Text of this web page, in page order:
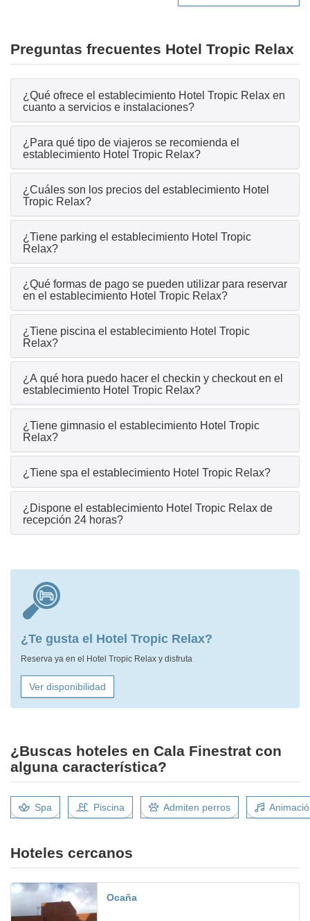
Preguntas frecuentes Hotel Tropic Relax
¿Qué ofrece el establecimiento Hotel Tropic Relax en
cuanto a servicios e instalaciones?
¿Para qué tipo de viajeros se recomienda el
establecimiento Hotel Tropic Relax?
¿Cuáles son los precios del establecimiento Hotel
Tropic Relax?
¿Tiene parking el establecimiento Hotel Tropic
Relax?
¿Qué formas de pago se pueden utilizar para reservar
en el establecimiento Hotel Tropic Relax?
¿Tiene piscina el establecimiento Hotel Tropic
Relax?
¿A qué hora puedo hacer el checkin y checkout en el
establecimiento Hotel Tropic Relax?
¿Tiene gimnasio el establecimiento Hotel Tropic
Relax?
¿Tiene spa el establecimiento Hotel Tropic Relax?
¿Dispone el establecimiento Hotel Tropic Relax de
recepción 24 horas?
¿Te gusta el Hotel Tropic Relax?
Reserva ya en el Hotel Tropic Relax y disfruta
Ver disponibilidad
¿Buscas hoteles en Cala Finestrat con
alguna característica?
Spa Piscina Admiten perros
Hoteles cercanos
Ocaña